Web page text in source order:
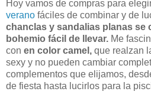
Hoy vamos de compras para
verano fáciles de combinar y de
chanclas y sandalias planas se
bohemio fácil de llevar. Me
con en color camel, que realzan
sexy y no pueden cambiar
complementos que elijamos,
de fiesta hasta lucirlos para la